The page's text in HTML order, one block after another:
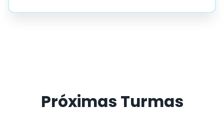
Próximas Turmas